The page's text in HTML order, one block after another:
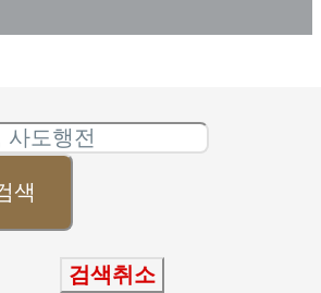
색
검색취소